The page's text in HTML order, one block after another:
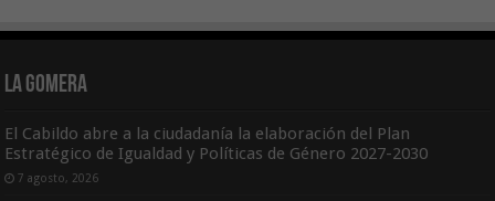
La Gomera
El Cabildo abre a la ciudadanía la elaboración del Plan
Estratégico de Igualdad y Políticas de Género 2027-2030
7 agosto, 2026